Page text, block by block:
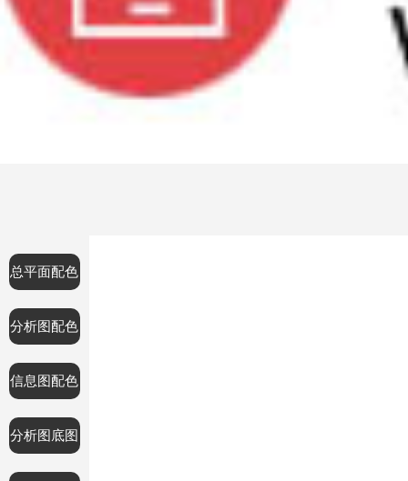
总平面配色
分析图配色
信息图配色
分析图底图